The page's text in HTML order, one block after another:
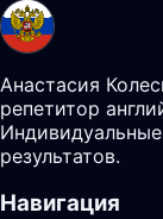
Анастасия
репетитор
результатов.
Навигация